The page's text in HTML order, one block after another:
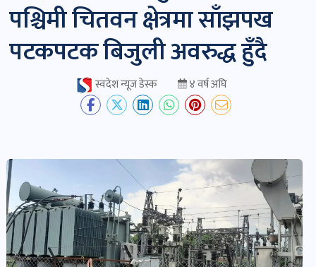
चितवन
खबर
पोष्ट
विकास-
निर्माण
पश्चिमी चितवन क्षेत्रमा साँझपख
पटकपटक बिजुली अवरुद्ध हुँदै
स्वदेश न्यूज डेस्क ४ वर्ष अघि